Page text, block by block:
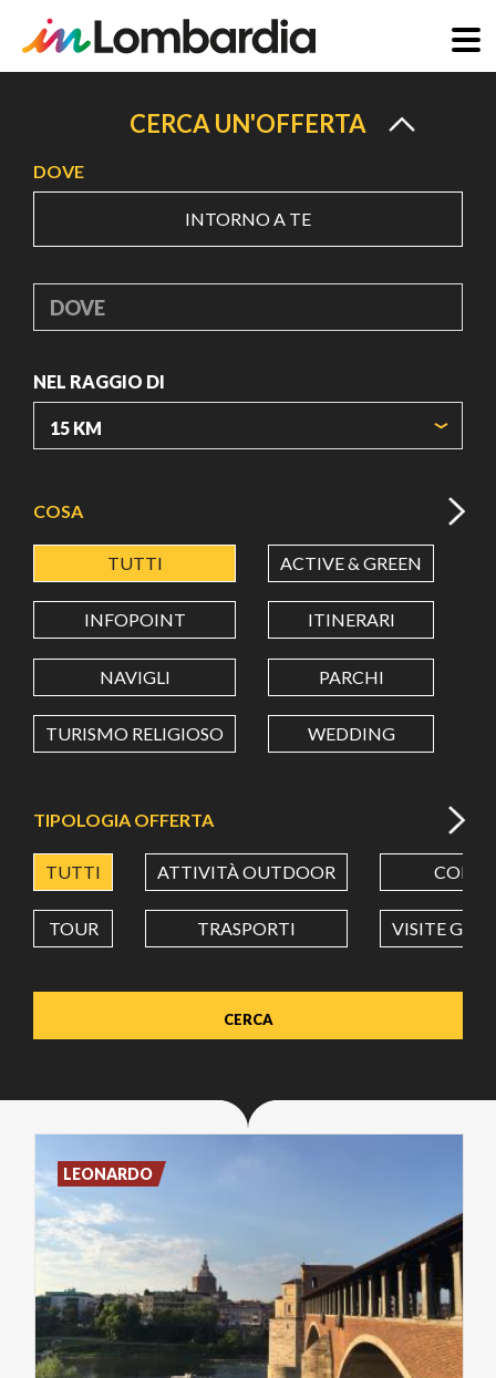
principale
CERCA UN'OFFERTA
DOVE
INTORNO A TE
DOVE
NEL RAGGIO DI
LATITUDINE
LONGITUDINE
Value in decimal degrees. Use dot (.) as decimal separator.
COSA
TUTTI ACTIVE & GREEN
INFOPOINT ITINERARI
NAVIGLI PARCHI
TURISMO RELIGIOSO WEDDING
TIPOLOGIA OFFERTA
TUTTI ATTIVITÀ OUTDOOR CORSI
TOUR TRASPORTI VISITE
LEONARDO